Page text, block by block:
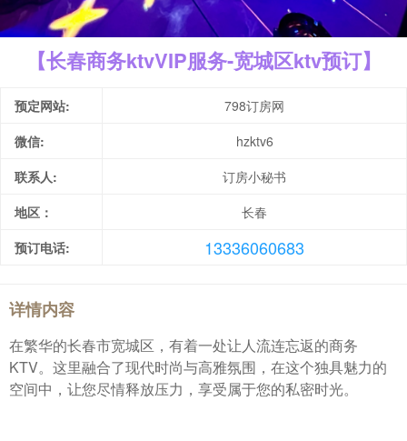
【长春商务ktvVIP服务-宽城区ktv预订】
预定网站:
798订房网
微信:
hzktv6
联系人:
订房小秘书
地区：
长春
预订电话:
13336060683
详情内容
在繁华的长春市宽城区，有着一处让人流连忘返的商务
KTV。这里融合了现代时尚与高雅氛围，在这个独具魅力的
空间中，让您尽情释放压力，享受属于您的私密时光。